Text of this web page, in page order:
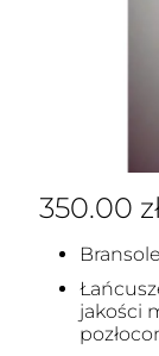
350.00
jakości